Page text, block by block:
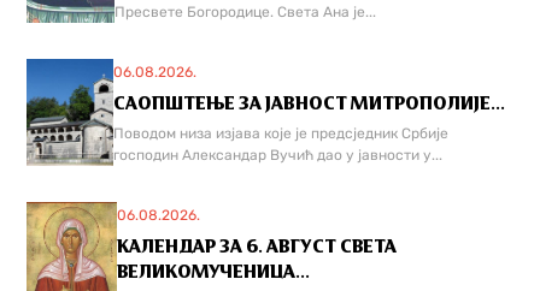
Пресвете Богородице. Света Ана је...
06.08.2026.
САОПШТЕЊЕ ЗА ЈАВНОСТ МИТРОПОЛИЈЕ...
Поводом низа изјава које је предсједник Србије
господин Александар Вучић дао у јавности у...
06.08.2026.
КАЛЕНДАР ЗА 6. АВГУСТ СВЕТА
ВЕЛИКОМУЧЕНИЦА...